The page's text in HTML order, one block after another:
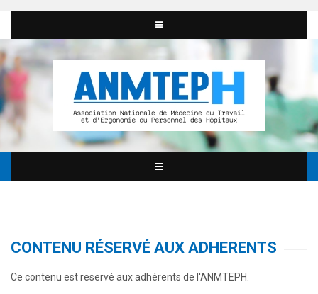
CONTENU RÉSERVÉ AUX ADHERENTS
Ce contenu est reservé aux adhérents de l'ANMTEPH.